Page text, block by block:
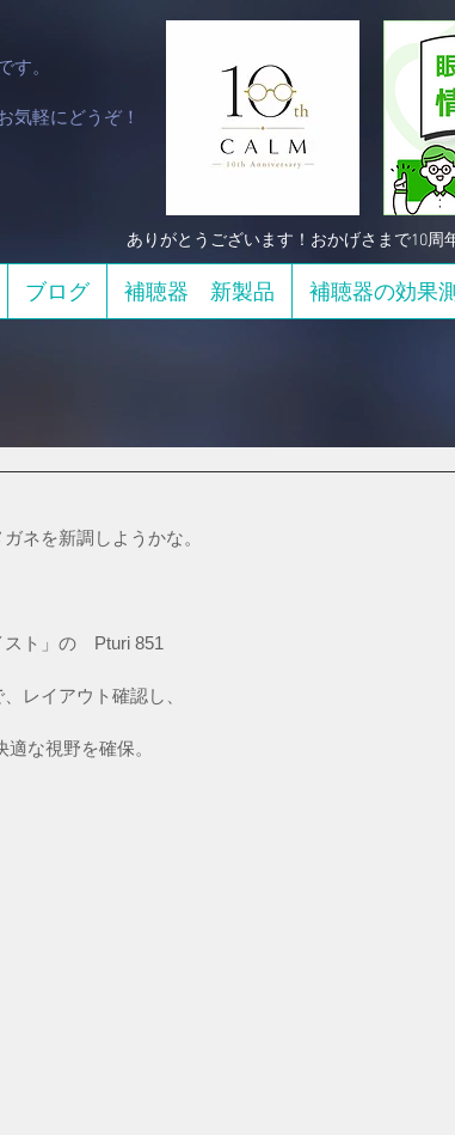
す。
気軽にどうぞ！
ブログ 補聴器 新製品 補聴器の効果
ありがとうございます！おかげさまで10周
ネを新調しようかな。
ト」の　Pturi 851
レイアウト確認し、
な視野を確保。